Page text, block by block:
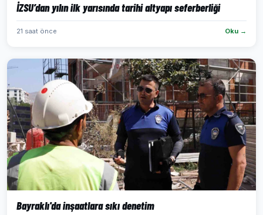
İZSU’dan yılın ilk yarısında tarihi altyapı seferberliği
21 saat önce Oku →
Bayraklı'da inşaatlara sıkı denetim